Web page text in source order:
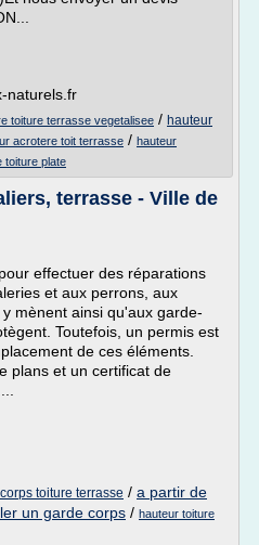
naturels.fr
toiture terrasse vegetalisee / hauteur
acrotere toit terrasse / hauteur
toiture plate
terrasse - Ville de
effectuer des réparations
et aux perrons, aux
mènent ainsi qu'aux garde-
Toutefois, un permis est
de ces éléments.
plans et un certificat de
toiture terrasse / a partir de
un garde corps / hauteur toiture